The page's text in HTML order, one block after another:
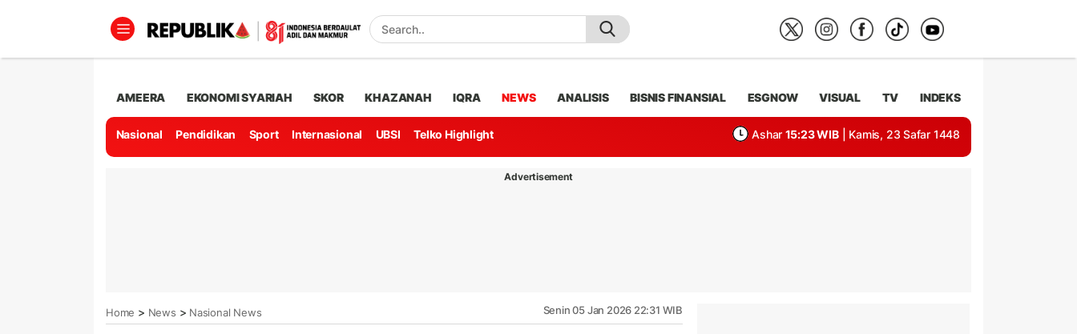
AMEERA EKONOMI SYARIAH SKOR KHAZANAH IQRA NEWS ANALISIS BISNIS FINANSIAL ESGNOW VISUAL TV INDEKS
Nasional Pendidikan Sport Internasional UBSI Telko Highlight Ashar 15:23 WIB | Kamis, 23 Safar 1448
Advertisement
Home > News > Nasional News Senin 05 Jan 2026 22:31 WIB